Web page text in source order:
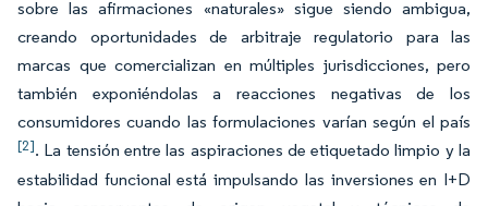
sobre las afirmaciones «naturales» sigue siendo ambigua,
creando oportunidades de arbitraje regulatorio para las
marcas que comercializan en múltiples jurisdicciones, pero
también exponiéndolas a reacciones negativas de los
consumidores cuando las formulaciones varían según el país
[2]. La tensión entre las aspiraciones de etiquetado limpio y la
estabilidad funcional está impulsando las inversiones en I+D